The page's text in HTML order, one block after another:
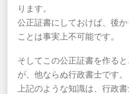
ります。
公正証書にしておけば、後
ことは事実上不可能です。
そしてこの公正証書を作る
が、他ならぬ行政書士です。
上記のような知識は、行政